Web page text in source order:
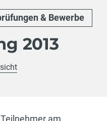
& Bewerbe
2013
am